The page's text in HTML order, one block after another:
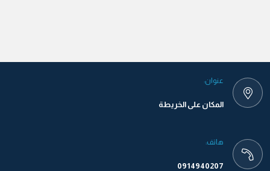
عنوان:
المكان على الخريطة
هاتف:
0914940207